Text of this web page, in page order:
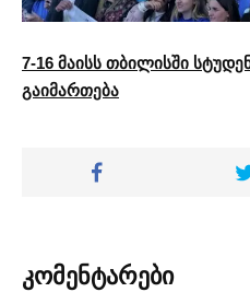
7-16 მაისს თბილისში
გაიმართება
კომენტარები